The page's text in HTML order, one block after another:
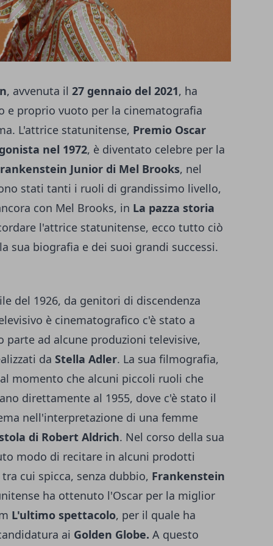
, avvenuta il 27 gennaio del 2021, ha
e proprio vuoto per la cinematografia
L'attrice statunitense, Premio Oscar
nel 1972, è diventato celebre per la
Junior di Mel Brooks, nel
stati tanti i ruoli di grandissimo livello,
con Mel Brooks, in La pazza storia
l'attrice statunitense, ecco tutto ciò
sua biografia e dei suoi grandi successi.
del 1926, da genitori di discendenza
è cinematografico c'è stato a
parte ad alcune produzioni televisive,
da Stella Adler. La sua filmografia,
momento che alcuni piccoli ruoli che
direttamente al 1955, dove c'è stato il
nell'interpretazione di una femme
di Robert Aldrich. Nel corso della sua
modo di recitare in alcuni prodotti
cui spicca, senza dubbio, Frankenstein
ha ottenuto l'Oscar per la miglior
L'ultimo spettacolo, per il quale ha
ai Golden Globe. A questo